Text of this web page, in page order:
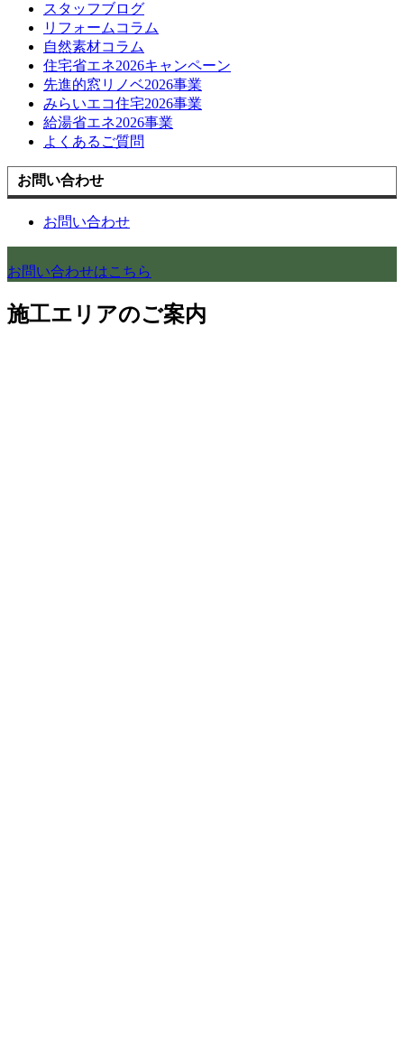
スタッフブログ
リフォームコラム
自然素材コラム
住宅省エネ2026キャンペーン
先進的窓リノベ2026事業
みらいエコ住宅2026事業
給湯省エネ2026事業
よくあるご質問
お問い合わせ
お問い合わせ
お問い合わせはこちら
施工エリアのご案内